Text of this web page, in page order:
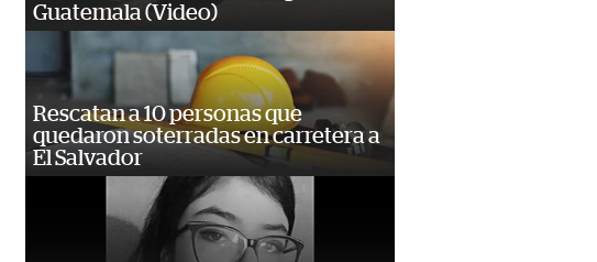
Guatemala (Video)
Rescatan a 10 personas que
quedaron soterradas en carretera a
El Salvador